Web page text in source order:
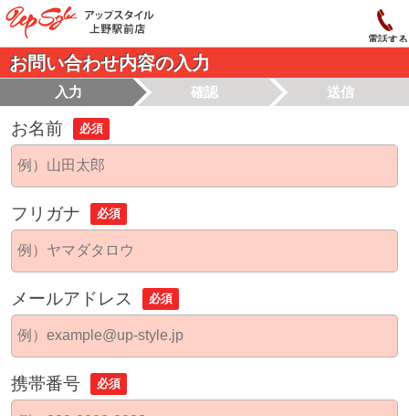
電話する
お問い合わせ内容の入力
入力 確認 送信
お名前 必須
フリガナ 必須
メールアドレス 必須
携帯番号 必須